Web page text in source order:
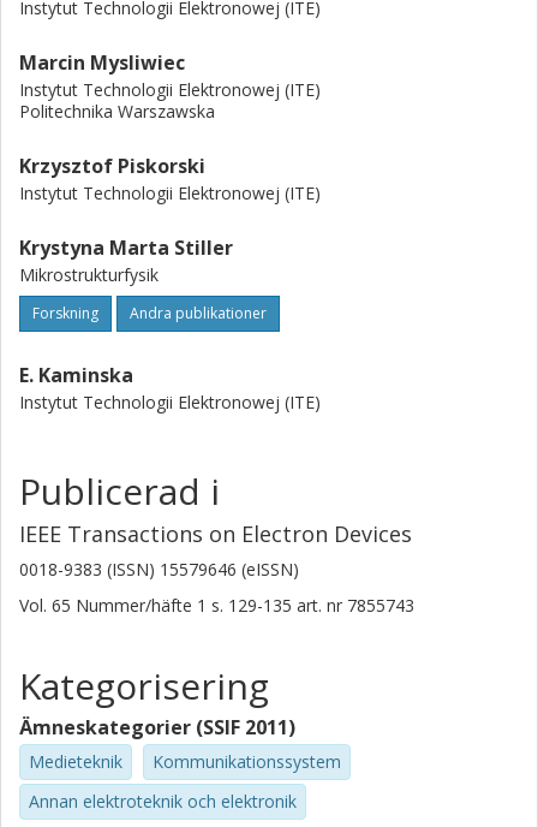
Instytut Technologii Elektronowej (ITE)
Marcin Mysliwiec
Instytut Technologii Elektronowej (ITE)
Politechnika Warszawska
Krzysztof Piskorski
Instytut Technologii Elektronowej (ITE)
Krystyna Marta Stiller
Mikrostrukturfysik
Forskning Andra publikationer
E. Kaminska
Instytut Technologii Elektronowej (ITE)
Publicerad i
IEEE Transactions on Electron Devices
0018-9383 (ISSN) 15579646 (eISSN)
Vol. 65 Nummer/häfte 1 s. 129-135 art. nr 7855743
Kategorisering
Ämneskategorier (SSIF 2011)
Medieteknik
Kommunikationssystem
Annan elektroteknik och elektronik